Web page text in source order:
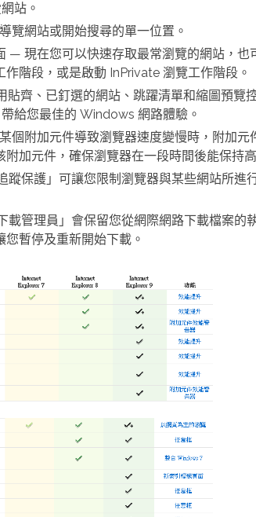
站。
覽網站或開始搜尋的單一位置。
— 現在您可以快速存取最常瀏覽的網站，也
階段，或是啟動 InPrivate 瀏覽工作階段。
齊、已釘選的網站、跳躍清單和縮圖預覽
給您最佳的 Windows 網路體驗。
個附加元件導致瀏覽器速度變慢時，附加元
加元件，確保瀏覽器在一段時間後能保持
保護」可讓您限制瀏覽器與某些網站所進
管理員」會保留您從網際網路下載檔案的
暫停及重新開始下載。